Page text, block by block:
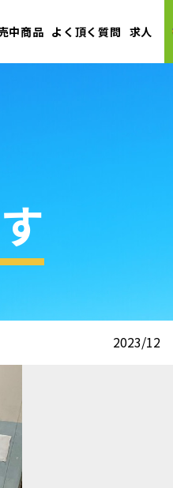
中商品 よく頂く質問 求人
2023/12